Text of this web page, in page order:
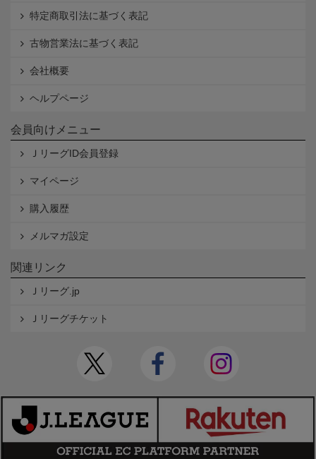
特定商取引法に基づく表記
古物営業法に基づく表記
会社概要
ヘルプページ
会員向けメニュー
ＪリーグID会員登録
マイページ
購入履歴
メルマガ設定
関連リンク
Ｊリーグ.jp
Ｊリーグチケット